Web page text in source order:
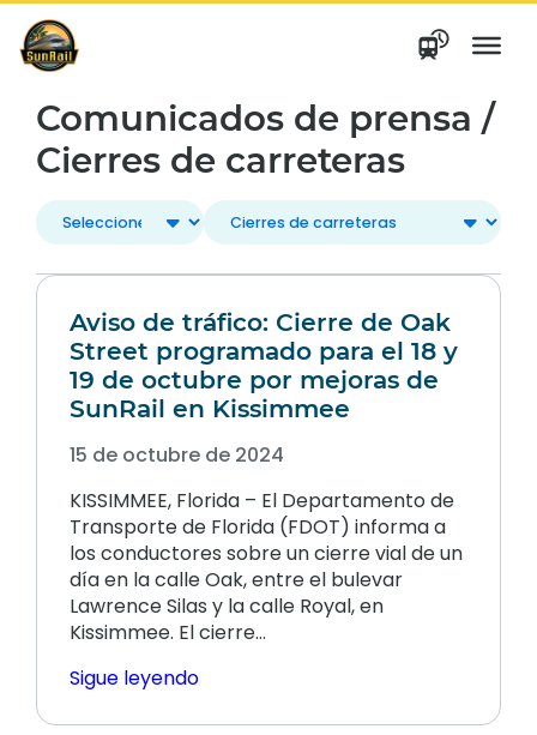
saltar
contenido
Comunicados de prensa /
Cierres de carreteras
Aviso de tráfico: Cierre de Oak
Street programado para el 18 y
19 de octubre por mejoras de
SunRail en Kissimmee
15 de octubre de 2024
KISSIMMEE, Florida – El Departamento de
Transporte de Florida (FDOT) informa a
los conductores sobre un cierre vial de un
día en la calle Oak, entre el bulevar
Lawrence Silas y la calle Royal, en
Kissimmee. El cierre…
Sigue leyendo